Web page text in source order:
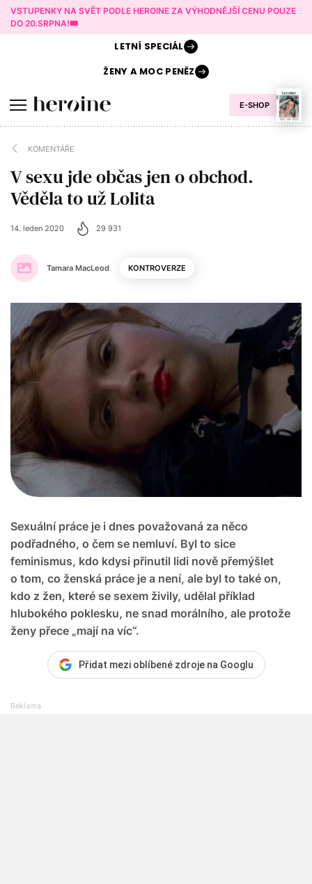
VSTUPENKY NA SVĚT PODLE HEROINE ZA VÝHODNĚJŠÍ CENU POUZE
DO 20.SRPNA!🎟️
E-SHOP
LETNÍ SPECIÁL
ŽENY AMOC PENĚZ
KOMENTÁŘE
V sexu jde občas jen o obchod.
Věděla to už Lolita
Tamara MacLeod
14. leden 2020 29 931
KONTROVERZE
Sexuální práce je i dnes považovaná za něco
podřadného, o čem se nemluví. Byl to sice
feminismus, kdo kdysi přinutil lidi nově přemýšlet
o tom, co ženská práce je a není, ale byl to také on,
kdo z žen, které se sexem živily, udělal příklad
hlubokého poklesku, ne snad morálního, ale protože
ženy přece „mají na víc“.
Přidat mezi oblíbené zdroje na Googlu